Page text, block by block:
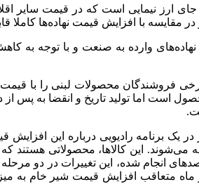
وارده به صنعت و با توجه
فروشندگان محصولات لبنی را با
است اما تولید تاریخ و انقضا به پس
یک برنامه رادیویی درباره این
این کالاها، محصولاتی هستند
انجام شده، این تغییرات در دو مرحله